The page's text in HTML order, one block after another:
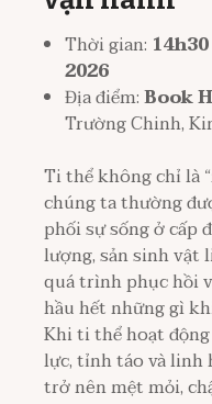
Thời gian:
2026
Địa điểm:Book
Trường Chinh,
Ti thể không chỉ là
chúng ta thường
phối sự sống ở cấp
lượng, sản sinh vật
quá trình phục hồi
hầu hết những gì
Khi ti thể hoạt
lực, tỉnh táo và linh
trở nên mệt mỏi,